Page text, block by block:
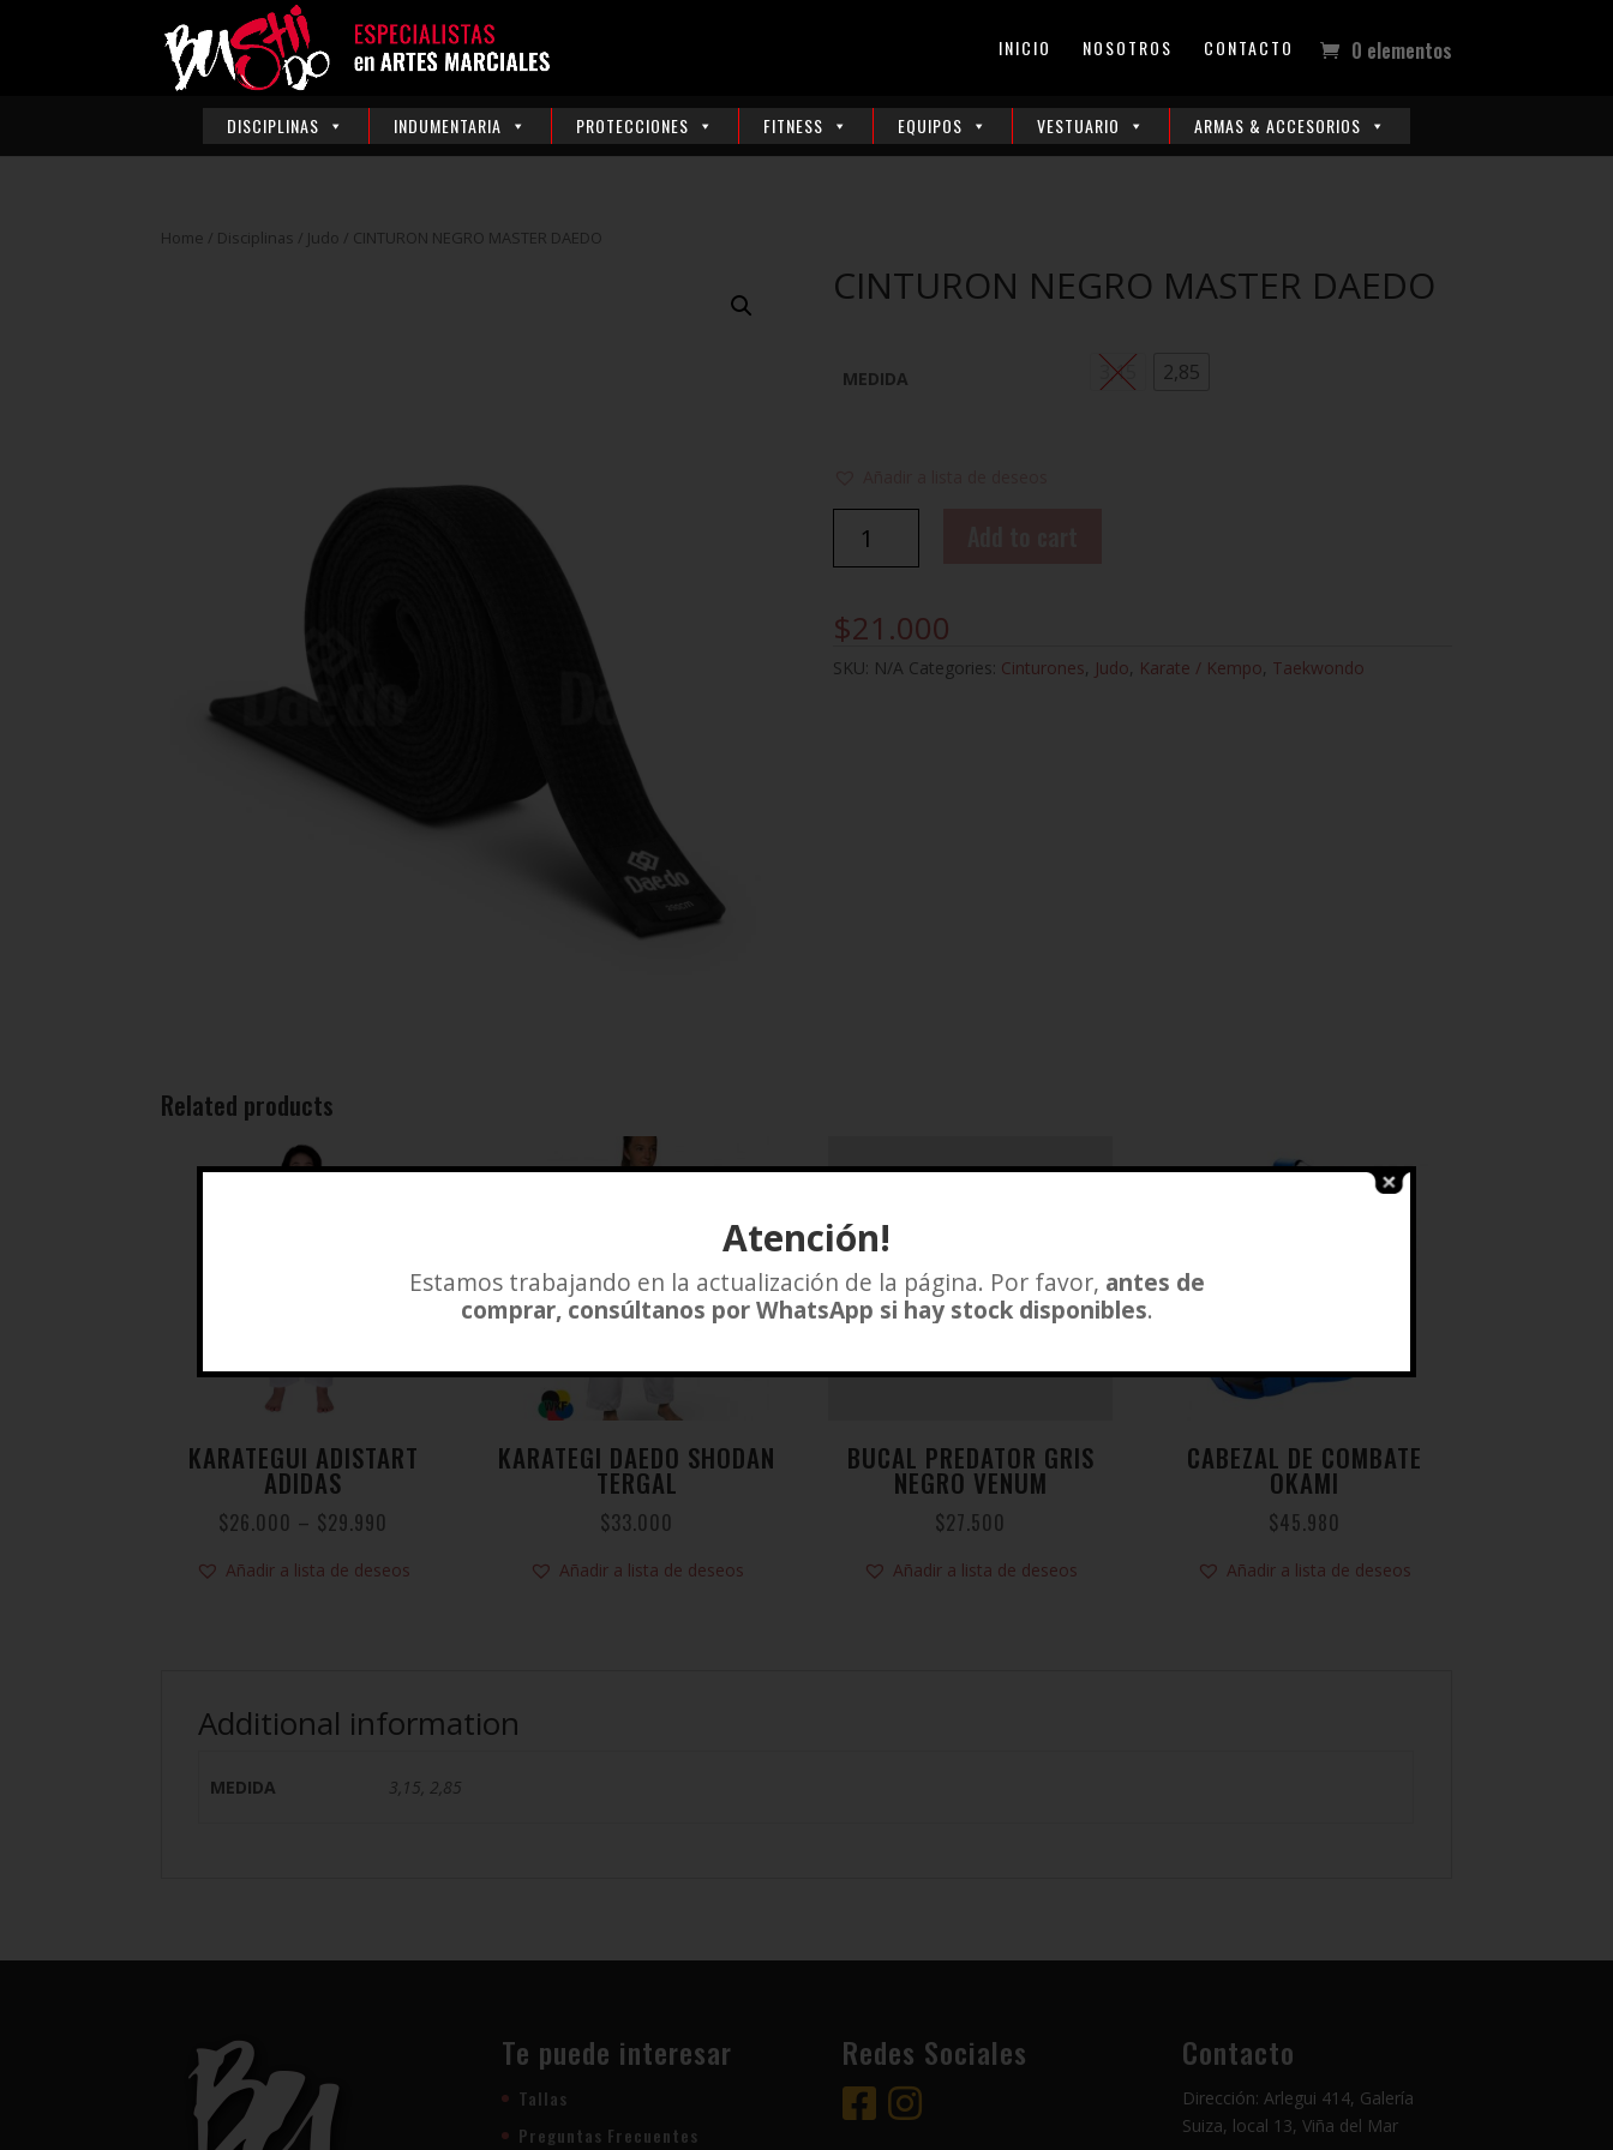
INICIO NOSOTROS CONTACTO 0 elementos
DISCIPLINAS INDUMENTARIA PROTECCIONES FITNESS EQUIPOS VESTUARIO ARMAS & ACCESORIOS
Home / Disciplinas / Judo / CINTURON NEGRO MASTER DAEDO
CINTURON NEGRO MASTER DAEDO
MEDIDA 3,15 2,85
NEGRO
quantity
$21.000
SKU: N/A Categories: Cinturones, Judo, Karate / Kempo, Taekwondo
Related products
KARATEGUI ADISTART
ADIDAS
$26.000 – $29.990
Añadir a lista de deseos
KARATEGI DAEDO SHODAN
TERGAL
$33.000
Añadir a lista de deseos
BUCAL PREDATOR GRIS
NEGRO VENUM
$27.500
Añadir a lista de deseos
CABEZAL DE COMBATE
OKAMI
$45.980
Añadir a lista de deseos
Additional information
MEDIDA 3,15, 2,85
Te puede interesar
Tallas
Preguntas Frecuentes
Redes Sociales Contacto
Dirección: Arlegui 414, Galería
Suiza, local 13, Viña del Mar
Atención!
Estamos trabajando en la actualización de la página. Por favor, antes de
comprar, consúltanos por WhatsApp si hay stock disponibles.